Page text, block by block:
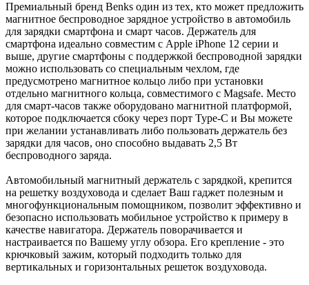
Премиальный бренд Benks один из тех, кто может предложить
магнитное беспроводное зарядное устройство в автомобиль
для зарядки смартфона и смарт часов. Держатель для
смартфона идеально совместим с Apple iPhone 12 серии и
выше, другие смартфоны с поддержкой беспроводной зарядки
можно использовать со специальным чехлом, где
предусмотрено магнитное кольцо либо при установки
отдельно магнитного кольца, совместимого с Magsafe. Место
для смарт-часов также оборудовано магнитной платформой,
которое подключается сбоку через порт Type-C и Вы можете
при желании устанавливать либо пользовать держатель без
зарядки для часов, оно способно выдавать 2,5 Вт
беспроводного заряда.
Автомобильный магнитный держатель с зарядкой, крепится
на решетку воздуховода и сделает Ваш гаджет полезным и
многофункциональным помощником, позволит эффективно и
безопасно использовать мобильное устройство к примеру в
качестве навигатора. Держатель поворачивается и
настраивается по Вашему углу обзора. Его крепление - это
крючковый зажим, который подходить только для
вертикальных и горизонтальных решеток воздуховода.